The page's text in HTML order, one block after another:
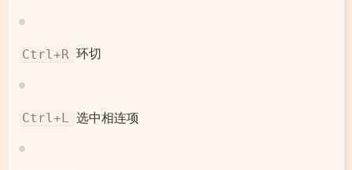
Ctrl+R 环切
Ctrl+L 选中相连项